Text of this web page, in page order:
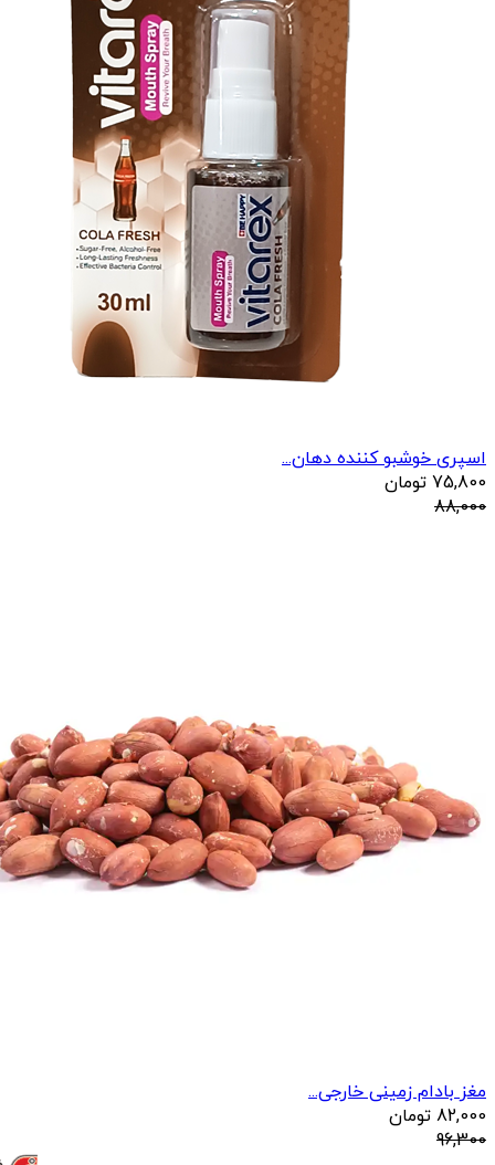
اسپری خوشبو کننده دهان...
75,800 تومان
88,000
مغز بادام زمینی خارجی...
82,000 تومان
96,300